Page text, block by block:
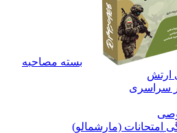
بسته مصاحبه
(مارشمالو)